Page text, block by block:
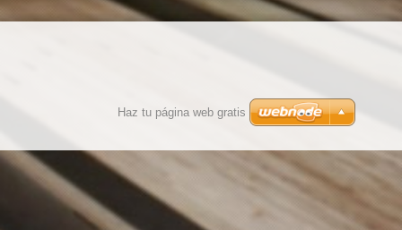
Haz tu página web gratis